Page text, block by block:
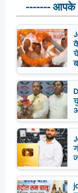
------- आपके